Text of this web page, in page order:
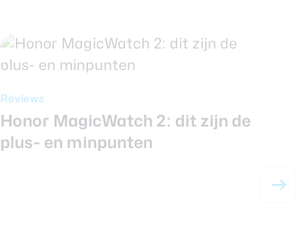
Reviews
Honor MagicWatch 2: dit zijn de
plus- en minpunten